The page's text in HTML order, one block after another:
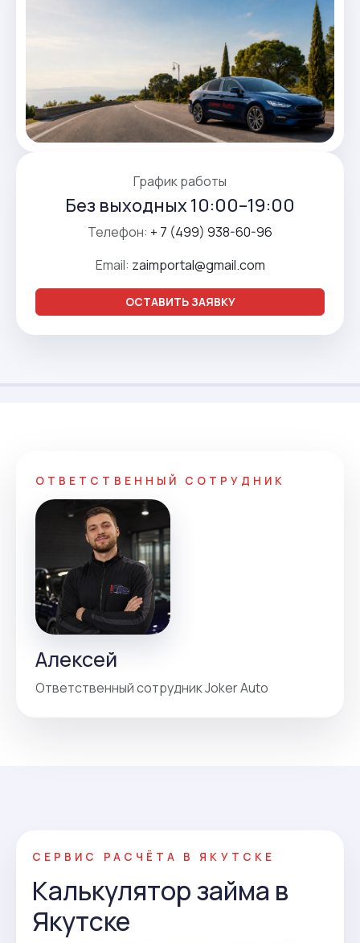
График работы
Без выходных 10:00–19:00
Телефон: + 7 (499) 938-60-96
Email: zaimportal@gmail.com
ОСТАВИТЬ ЗАЯВКУ
ОТВЕТСТВЕННЫЙ СОТРУДНИК
Алексей
Ответственный сотрудник Joker Auto
СЕРВИС РАСЧЁТА В ЯКУТСКЕ
Калькулятор займа в
Якутске